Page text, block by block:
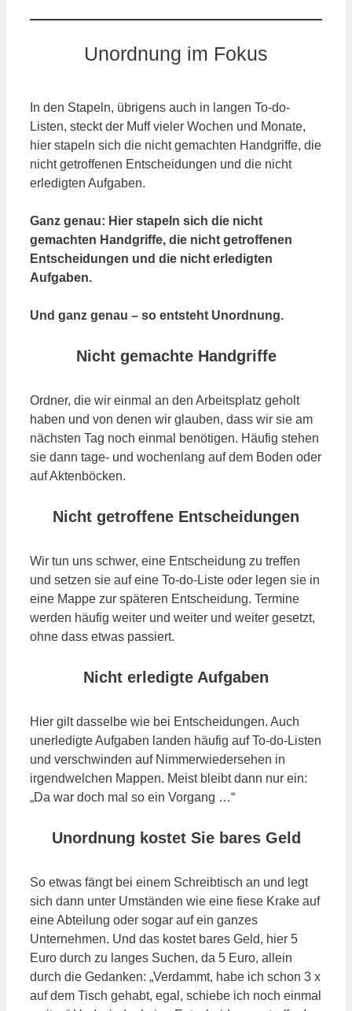
Unordnung im Fokus
In den Stapeln, übrigens auch in langen To-do-
Listen, steckt der Muff vieler Wochen und Monate,
hier stapeln sich die nicht gemachten Handgriffe, die
nicht getroffenen Entscheidungen und die nicht
erledigten Aufgaben.
Ganz genau: Hier stapeln sich die nicht
gemachten Handgriffe, die nicht getroffenen
Entscheidungen und die nicht erledigten
Aufgaben.
Und ganz genau – so entsteht Unordnung.
Nicht gemachte Handgriffe
Ordner, die wir einmal an den Arbeitsplatz geholt
haben und von denen wir glauben, dass wir sie am
nächsten Tag noch einmal benötigen. Häufig stehen
sie dann tage- und wochenlang auf dem Boden oder
auf Aktenböcken.
Nicht getroffene Entscheidungen
Wir tun uns schwer, eine Entscheidung zu treffen
und setzen sie auf eine To-do-Liste oder legen sie in
eine Mappe zur späteren Entscheidung. Termine
werden häufig weiter und weiter und weiter gesetzt,
ohne dass etwas passiert.
Nicht erledigte Aufgaben
Hier gilt dasselbe wie bei Entscheidungen. Auch
unerledigte Aufgaben landen häufig auf To-do-Listen
und verschwinden auf Nimmerwiedersehen in
irgendwelchen Mappen. Meist bleibt dann nur ein:
„Da war doch mal so ein Vorgang …“
Unordnung kostet Sie bares Geld
So etwas fängt bei einem Schreibtisch an und legt
sich dann unter Umständen wie eine fiese Krake auf
eine Abteilung oder sogar auf ein ganzes
Unternehmen. Und das kostet bares Geld, hier 5
Euro durch zu langes Suchen, da 5 Euro, allein
durch die Gedanken: „Verdammt, habe ich schon 3 x
auf dem Tisch gehabt, egal, schiebe ich noch einmal